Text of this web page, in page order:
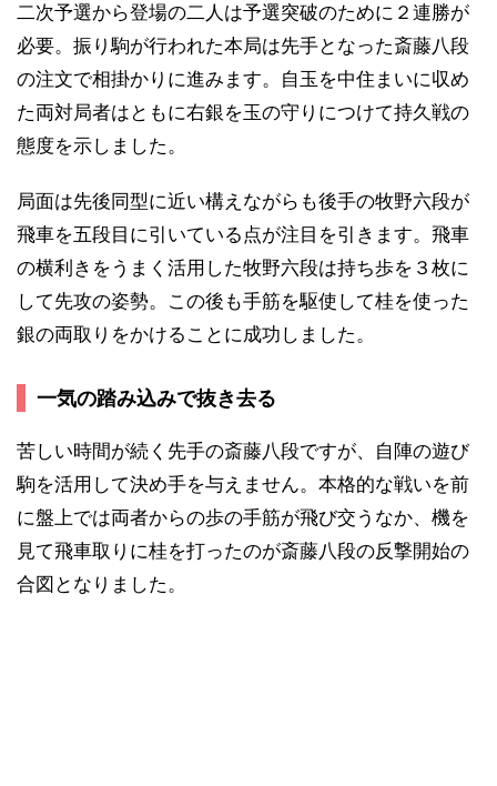
二次予選から登場の二人は予選突破のために２連勝が
必要。振り駒が行われた本局は先手となった斎藤八段
の注文で相掛かりに進みます。自玉を中住まいに収め
た両対局者はともに右銀を玉の守りにつけて持久戦の
態度を示しました。
局面は先後同型に近い構えながらも後手の牧野六段が
飛車を五段目に引いている点が注目を引きます。飛車
の横利きをうまく活用した牧野六段は持ち歩を３枚に
して先攻の姿勢。この後も手筋を駆使して桂を使った
銀の両取りをかけることに成功しました。
一気の踏み込みで抜き去る
苦しい時間が続く先手の斎藤八段ですが、自陣の遊び
駒を活用して決め手を与えません。本格的な戦いを前
に盤上では両者からの歩の手筋が飛び交うなか、機を
見て飛車取りに桂を打ったのが斎藤八段の反撃開始の
合図となりました。